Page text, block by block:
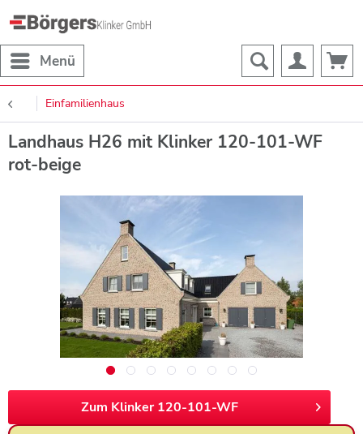
Menü
Einfamilienhaus
Landhaus H26 mit Klinker 120-101-WF
rot-beige
Zum Klinker 120-101-WF